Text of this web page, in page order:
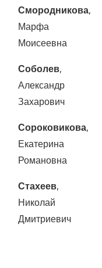
Смородникова,
Марфа
Моисеевна
Соболев,
Александр
Захарович
Сороковикова,
Екатерина
Романовна
Стахеев,
Николай
Дмитриевич